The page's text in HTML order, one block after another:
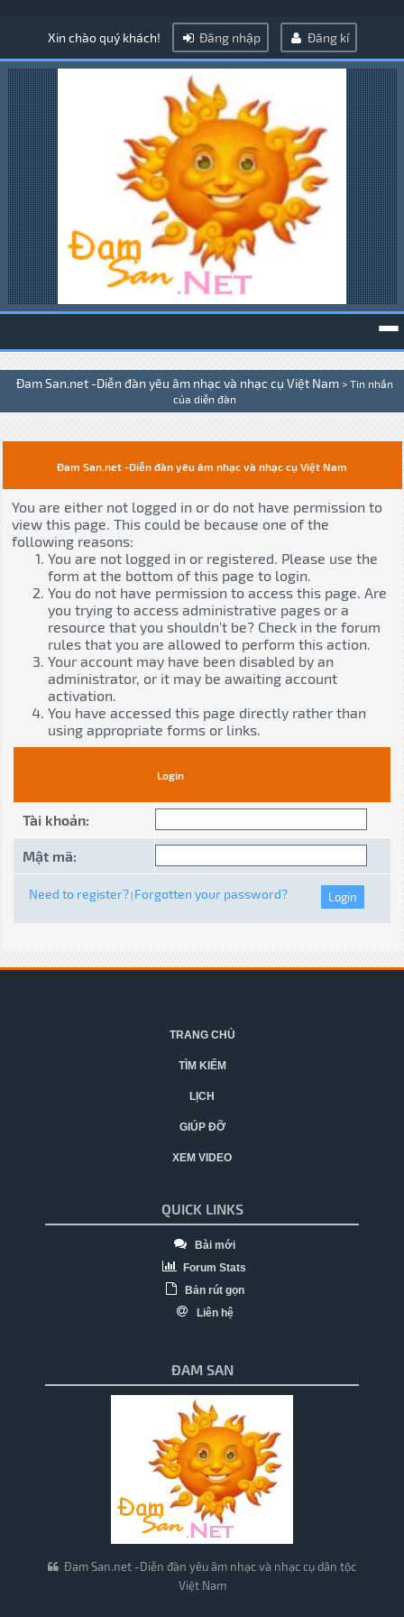
Xin chào quý khách! Đăng nhập Đăng kí
Đam San.net -Diễn đàn yêu âm nhạc và nhạc cụ Việt Nam > Tin nhắn
của diễn đàn
Đam San.net -Diễn đàn yêu âm nhạc và nhạc cụ Việt Nam
You are either not logged in or do not have permission to
view this page. This could be because one of the
following reasons:
You are not logged in or registered. Please use the
form at the bottom of this page to login.
You do not have permission to access this page. Are
you trying to access administrative pages or a
resource that you shouldn't be? Check in the forum
rules that you are allowed to perform this action.
Your account may have been disabled by an
administrator, or it may be awaiting account
activation.
You have accessed this page directly rather than
using appropriate forms or links.
Login
Tài khoản:
Mật mã:
Need to register? Forgotten your password?
TRANG CHỦ
TÌM KIẾM
LỊCH
GIÚP ĐỠ
XEM VIDEO
QUICK LINKS
Bài mới
Forum Stats
Bản rút gọn
Liên hệ
ĐAM SAN
Đam San.net -Diễn đàn yêu âm nhạc và nhạc cụ dân tộc
Việt Nam